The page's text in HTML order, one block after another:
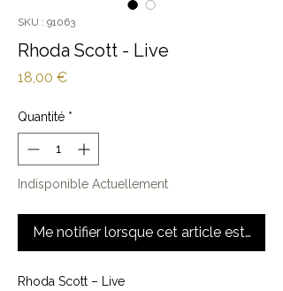
SKU : 91063
Rhoda Scott - Live
18,00 €Prix
Quantité *
Indisponible Actuellement
Me notifier lorsque cet article est
Rhoda Scott – Live